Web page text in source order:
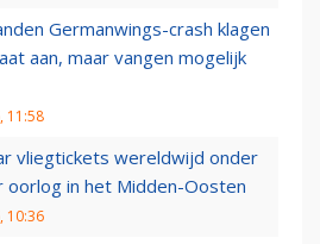
Germanwings-crash klagen
aan, maar vangen mogelijk
11:58
vliegtickets wereldwijd onder
oorlog in het Midden-Oosten
10:36